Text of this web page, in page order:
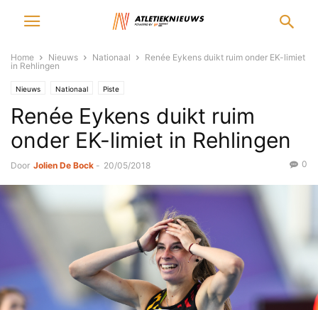
Home Nieuws Nationaal
Renée Eykens duikt ruim onder EK-limiet
in Rehlingen
Nieuws Nationaal Piste
Renée Eykens duikt ruim
onder EK-limiet in Rehlingen
Door Jolien De Bock - 20/05/2018 0